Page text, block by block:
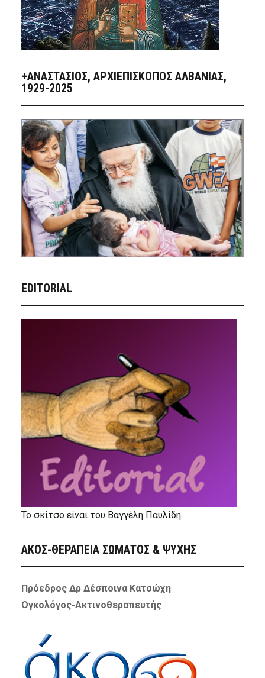
+ΑΝΑΣΤΆΣΙΟΣ, ΑΡΧΙΕΠΊΣΚΟΠΟΣ ΑΛΒΑΝΊΑΣ,
1929-2025
EDITORIAL
Το σκίτσο είναι του Βαγγέλη Παυλίδη
ΑΚΟΣ-ΘΕΡΑΠΕΙΑ ΣΩΜΑΤΟΣ & ΨΥΧΗΣ
Πρόεδρος Δρ Δέσποινα Κατσώχη
Ογκολόγος-Ακτινοθεραπευτής